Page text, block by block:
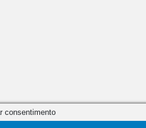
consentimento